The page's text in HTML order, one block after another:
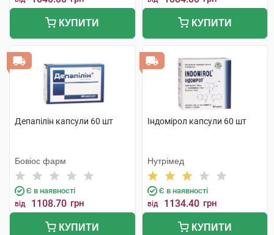
КУПИТИ КУПИТИ
Депапілін капсули 60 шт
Бовіос фарм
Є в наявності
від 1108.70 грн
КУПИТИ
Індомірол капсули 60 шт
Нутрімед
Є в наявності
від 1134.40 грн
КУПИТИ